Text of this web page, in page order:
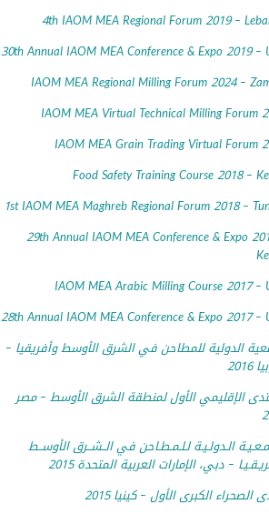
4th IAOM MEA Regional Forum 2019 –
30th Annual IAOM MEA Conference & Expo 2019 –
IAOM MEA Regional Milling Forum 2024 –
IAOM MEA Virtual Technical Milling Forum
IAOM MEA Grain Trading Virtual Forum
Food Safety Training Course 2018 –
1st IAOM MEA Maghreb Regional Forum 2018 –
29th Annual IAOM MEA Conference & Expo
IAOM MEA Arabic Milling Course 2017 –
28th Annual IAOM MEA Conference & Expo 2017 –
الدولية للمطاحن في الشرق الأوسط وأفريقيا –
2016
الإقليمي الأول لمنطقة الشرق الأوسط – مصر
الـدولـيـة لـلـمـطـاحن في الــشــرق الأوســط
– دبي، الإمارات العربية المتحدة 2015
الصحراء الكبرى الأول – كينيا 2015